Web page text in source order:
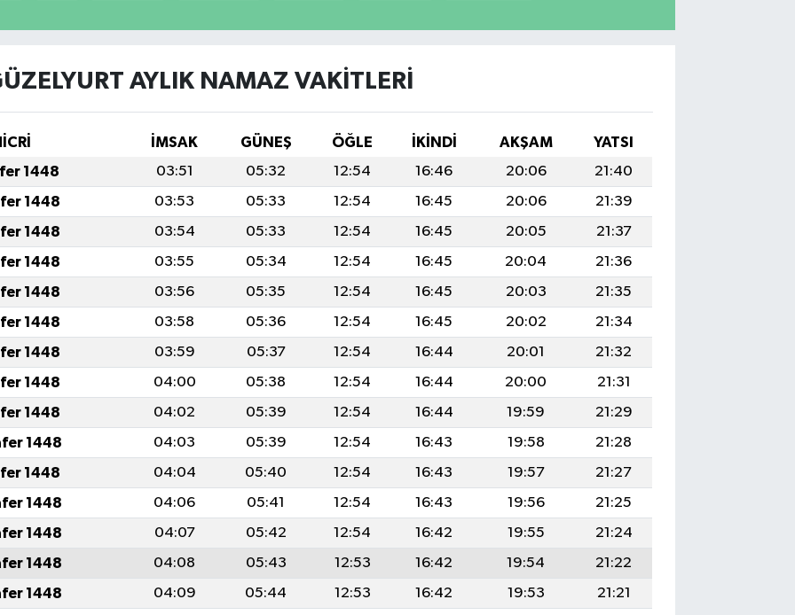
AYLIK NAMAZ VAKITLERI
İMSAK GÜNEŞ ÖĞLE İKINDI AKŞAM
YATSI
1448 03:51 05:32 12:54 16:46 20:06
21:40
1448 03:53 05:33 12:54 16:45 20:06
21:39
1448 03:54 05:33 12:54 16:45 20:05
21:37
1448 03:55 05:34 12:54 16:45 20:04
21:36
1448 03:56 05:35 12:54 16:45 20:03
21:35
1448 03:58 05:36 12:54 16:45 20:02
21:34
1448 03:59 05:37 12:54 16:44 20:01
21:32
1448 04:00 05:38 12:54 16:44 20:00
21:31
1448 04:02 05:39 12:54 16:44 19:59
21:29
1448 04:03 05:39 12:54 16:43 19:58
21:28
1448 04:04 05:40 12:54 16:43 19:57
21:27
1448 04:06 05:41 12:54 16:43 19:56
21:25
1448 04:07 05:42 12:54 16:42 19:55
21:24
1448 04:08 05:43 12:53 16:42 19:54
21:22
1448 04:09 05:44 12:53 16:42 19:53
21:21